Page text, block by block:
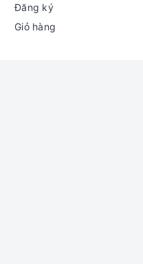
Đăng ký
Giỏ hàng